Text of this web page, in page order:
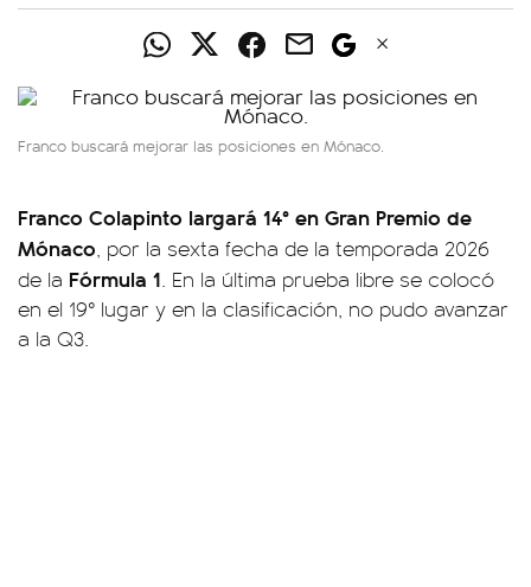
Franco buscará mejorar las posiciones en Mónaco.
Franco Colapinto largará 14° en Gran Premio de
Mónaco, por la sexta fecha de la temporada 2026
de la Fórmula 1. En la última prueba libre se colocó
en el 19° lugar y en la clasificación, no pudo avanzar
a la Q3.